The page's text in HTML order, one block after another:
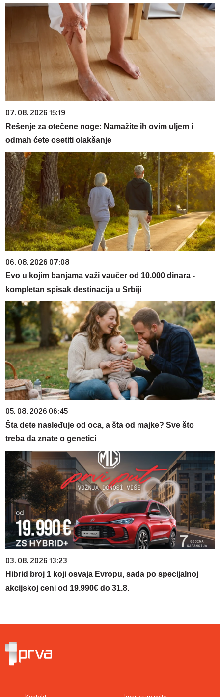
07. 08. 2026 15:19
Rešenje za otečene noge: Namažite ih ovim uljem i
odmah ćete osetiti olakšanje
06. 08. 2026 07:08
Evo u kojim banjama važi vaučer od 10.000 dinara -
kompletan spisak destinacija u Srbiji
05. 08. 2026 06:45
Šta dete nasleđuje od oca, a šta od majke? Sve što
treba da znate o genetici
03. 08. 2026 13:23
Hibrid broj 1 koji osvaja Evropu, sada po specijalnoj
akcijskoj ceni od 19.990€ do 31.8.